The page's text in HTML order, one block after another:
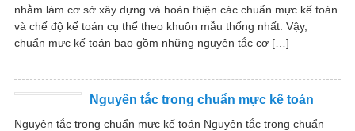
nhằm làm cơ sở xây dựng và hoàn thiện các chuẩn mực kế toán
và chế độ kế toán cụ thể theo khuôn mẫu thống nhất. Vậy,
chuẩn mực kế toán bao gồm những nguyên tắc cơ […]
Nguyên tắc trong chuẩn mực kế toán
Nguyên tắc trong chuẩn mực kế toán Nguyên tắc trong chuẩn